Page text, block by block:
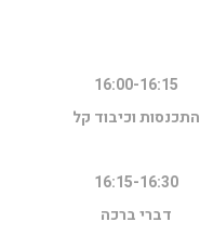
16:00-16:15
התכנסות וכיבוד קל
16:15-16:30
דברי ברכה